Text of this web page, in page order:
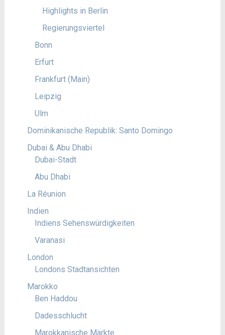
Highlights in Berlin
Regierungsviertel
Bonn
Erfurt
Frankfurt (Main)
Leipzig
Ulm
Dominikanische Republik: Santo Domingo
Dubai & Abu Dhabi
Dubai-Stadt
Abu Dhabi
La Réunion
Indien
Indiens Sehenswürdigkeiten
Varanasi
London
Londons Stadtansichten
Marokko
Ben Haddou
Dadesschlucht
Marokkanische Märkte